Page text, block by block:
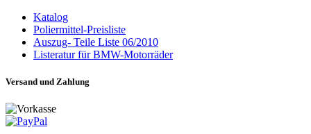
Katalog
Poliermittel-Preisliste
Auszug- Teile Liste 06/2010
Listeratur für BMW-Motorräder
Versand und Zahlung